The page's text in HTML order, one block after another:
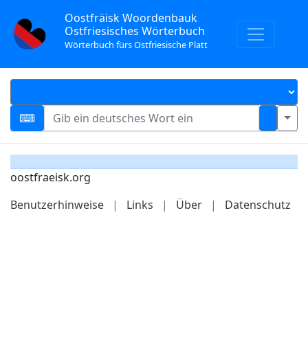
Oostfräisk Woordenbauk
Ostfriesisches Wörterbuch
Wörterbuch fürs Ostfriesische Platt
oostfraeisk.org
Benutzerhinweise
| Links | Über | Datenschutz